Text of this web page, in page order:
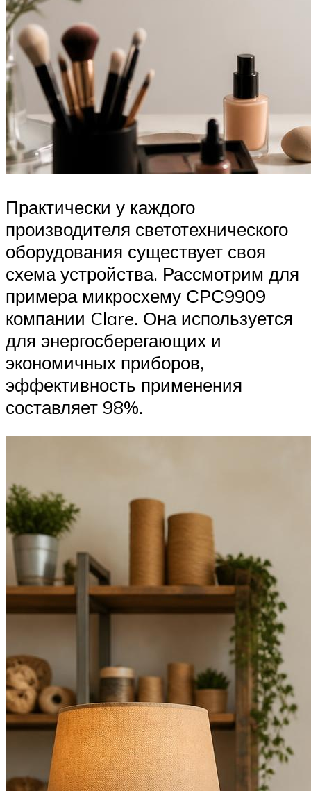
Практически у каждого
производителя светотехнического
оборудования существует своя
схема устройства. Рассмотрим для
примера микросхему СРС9909
компании Clare. Она используется
для энергосберегающих и
экономичных приборов,
эффективность применения
составляет 98%.